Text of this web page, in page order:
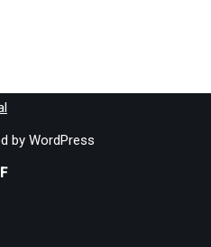
by WordPress